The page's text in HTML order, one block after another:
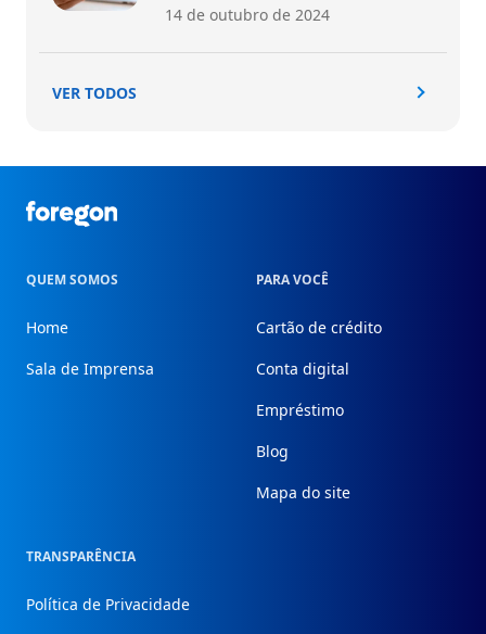
14 de outubro de 2024
VER TODOS
Foregon.com
QUEM SOMOS
Home
Sala de Imprensa
PARA VOCÊ
Cartão de crédito
Conta digital
Empréstimo
Blog
Mapa do site
TRANSPARÊNCIA
Política de Privacidade